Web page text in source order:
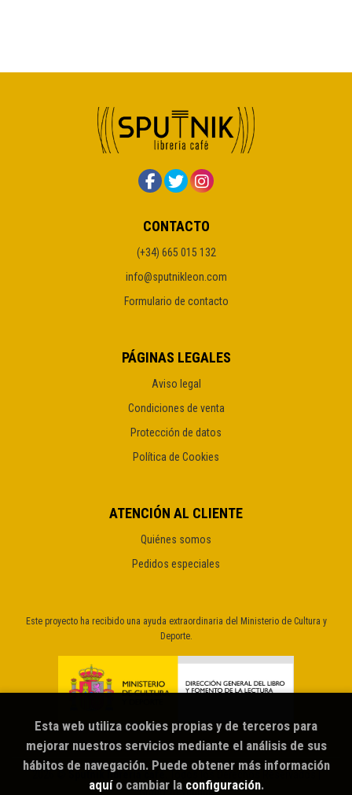
CONTACTO
(+34) 665 015 132
info@sputnikleon.com
Formulario de contacto
PÁGINAS LEGALES
Aviso legal
Condiciones de venta
Protección de datos
Política de Cookies
ATENCIÓN AL CLIENTE
Quiénes somos
Pedidos especiales
Este proyecto ha recibido una ayuda extraordinaria del Ministerio de Cultura y
Deporte.
Sputnik librería café
Grupo Trevenque
Esta web utiliza cookies propias y de terceros para
mejorar nuestros servicios mediante el análisis de sus
hábitos de navegación. Puede obtener más información
aquío cambiar la configuración.